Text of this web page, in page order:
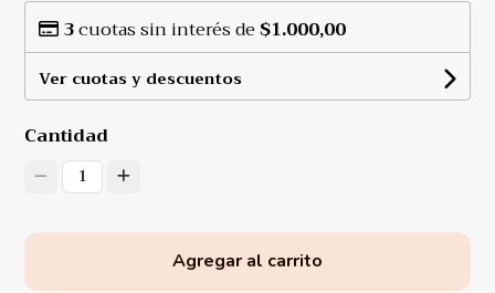
3cuotas sin interés de $1.000,00
Ver cuotas y descuentos
Cantidad
1
Agregar al carrito